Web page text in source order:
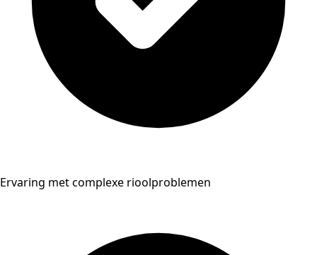
Ervaring met complexe rioolproblemen